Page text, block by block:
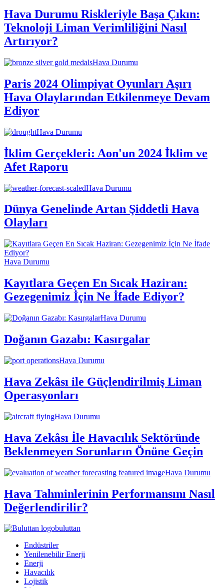
Hava Durumu Riskleriyle Başa Çıkın:
Teknoloji Liman Verimliliğini Nasıl
Artırıyor?
Hava Durumu
Paris 2024 Olimpiyat Oyunları Aşırı
Hava Olaylarından Etkilenmeye Devam
Ediyor
Hava Durumu
İklim Gerçekleri: Aon'un 2024 İklim ve
Afet Raporu
Hava Durumu
Dünya Genelinde Artan Şiddetli Hava
Olayları
Hava Durumu
Kayıtlara Geçen En Sıcak Haziran:
Gezegenimiz İçin Ne İfade Ediyor?
Hava Durumu
Doğanın Gazabı: Kasırgalar
Hava Durumu
Hava Zekâsı ile Güçlendirilmiş Liman
Operasyonları
Hava Durumu
Hava Zekâsı İle Havacılık Sektöründe
Beklenmeyen Sorunların Önüne Geçin
Hava Durumu
Hava Tahminlerinin Performansını Nasıl
Değerlendirilir?
buluttan
Endüstriler
Yenilenebilir Enerji
Enerji
Havacılık
Lojistik